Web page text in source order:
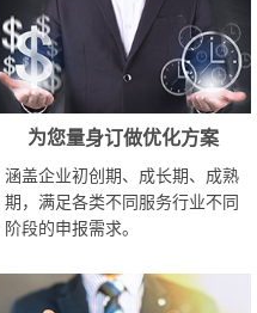
为您量身订做优化方案
涵盖企业初创期、成长期、成熟
期，满足各类不同服务行业不同
阶段的申报需求。